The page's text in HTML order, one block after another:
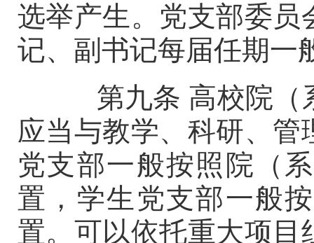
选举产生。党支部委员
记、副书记每届任期一
第九条 高校院（
应当与教学、科研、
党支部一般按照院（
置，学生党支部一般
置。可以依托重大项